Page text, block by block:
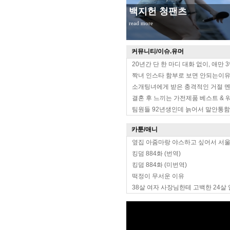
백지헌 청팬츠
read more
커뮤니티/이슈.유머
20년간 단 한 마디 대화 없이, 애만
짝녀 인스타 함부로 보면 안되는이유
소개팅녀에게 받은 충격적인 거절
결혼 후 느끼는 가전제품 베스트 &
팀원들 92년생인데 늙어서 말안통
카툰/애니
옆집 아줌마랑 야스하고 싶어서 서
킹덤 884화 (번역)
킹덤 884화 (미번역)
떡정이 무서운 이유
38살 여자 사장님한테 고백한 24살